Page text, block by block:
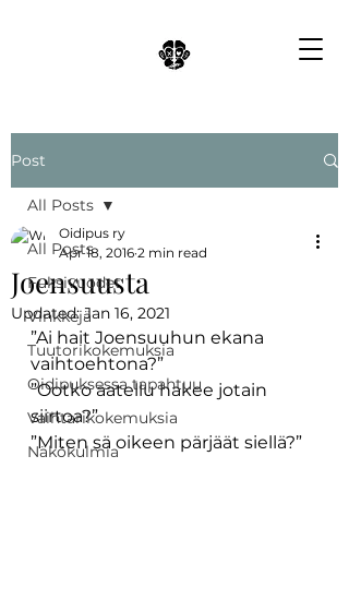
Post
All Posts
Fuksivuodet
Vinkkejä
Tuutorikokemuksia
Oidipuksessa tapahtuu
Vaihtarikokemuksia
Näkökulmia
All Posts
Joensuusta
Oidipus ry
Apr 18, 2016 2 min read
Updated:Jan 16, 2021
”Ai hait Joensuuhun ekana
vaihtoehtona?”
”Ootko aatellu hakee jotain
siirtoa?”
”Miten sä oikeen pärjäät siellä?”